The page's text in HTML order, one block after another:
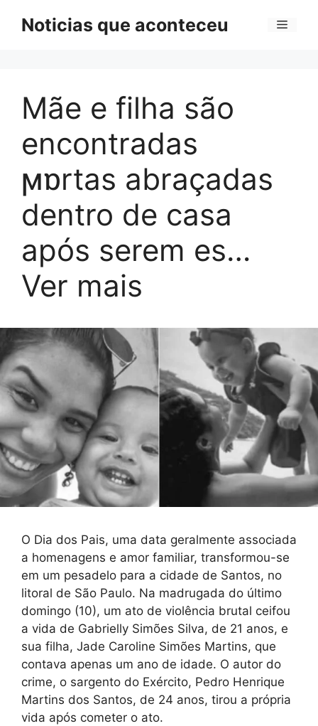
Noticias que aconteceu Menu
Mãe e filha são
encontradas
ϻɒrtas abraçadas
dentro de casa
após serem es…
Ver mais
O Dia dos Pais, uma data geralmente associada
a homenagens e amor familiar, transformou-se
em um pesadelo para a cidade de Santos, no
litoral de São Paulo. Na madrugada do último
domingo (10), um ato de violência brutal ceifou
a vida de Gabrielly Simões Silva, de 21 anos, e
sua filha, Jade Caroline Simões Martins, que
contava apenas um ano de idade. O autor do
crime, o sargento do Exército, Pedro Henrique
Martins dos Santos, de 24 anos, tirou a própria
vida após cometer o ato.